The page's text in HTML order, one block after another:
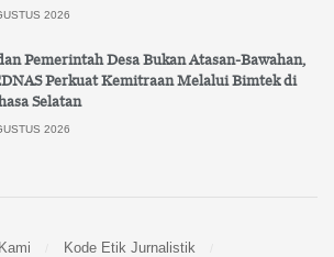
2026
Pemerintah Desa Bukan Atasan-Bawahan,
Perkuat Kemitraan Melalui Bimtek di
Selatan
2026
Kode Etik Jurnalistik